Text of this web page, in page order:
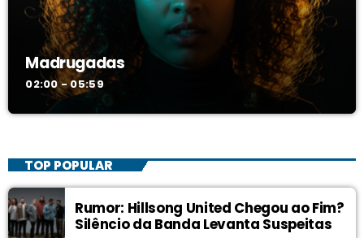
Madrugadas
02:00 - 05:59
TOP POPULAR
Rumor: Hillsong United Chegou ao Fim?
Silêncio da Banda Levanta Suspeitas